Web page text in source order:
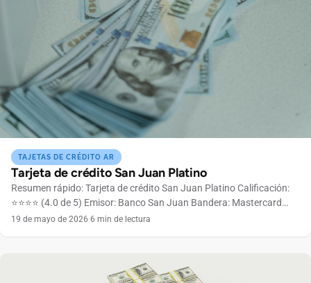
TAJETAS DE CRÉDITO AR
Tarjeta de crédito San Juan Platino
Resumen rápido: Tarjeta de crédito San Juan Platino Calificación:
⭐⭐⭐⭐ (4.0 de 5) Emisor: Banco San Juan Bandera: Mastercard
Anuidad: Consultar con el banco según perfil Límite de crédito:
con buenos beneficios y respaldo de una […]
19 de mayo de 2026·6 min de lectura